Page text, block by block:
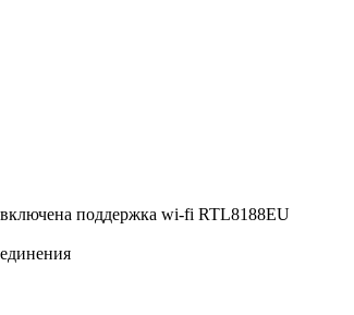
включена поддержка wi-fi RTL8188EU